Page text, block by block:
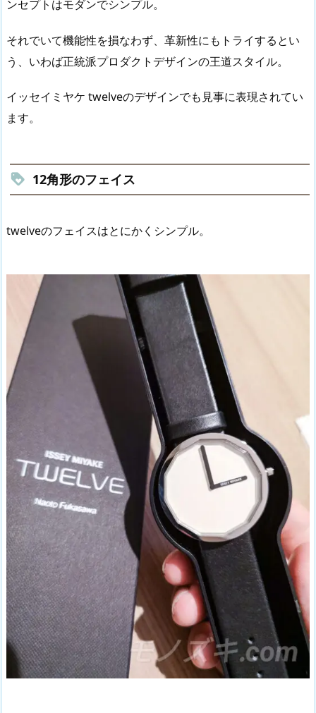
ンセプトはモダンでシンプル。
それでいて機能性を損なわず、革新性にもトライするとい
う、いわば正統派プロダクトデザインの王道スタイル。
イッセイミヤケ twelveのデザインでも見事に表現されてい
ます。
12角形のフェイス
twelveのフェイスはとにかくシンプル。